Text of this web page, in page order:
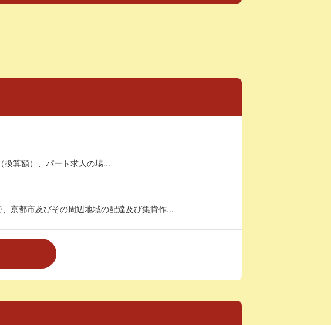
算額）、パート求人の場...
京都市及びその周辺地域の配達及び集貨作...